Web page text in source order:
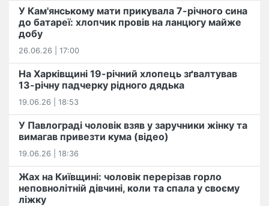
У Кам'янському мати прикувала 7-річного сина
до батареї: хлопчик провів на ланцюгу майже
добу
26.06.26 | 17:00
На Харківщині 19-річний хлопець​ ️зґвалтував
13-річну падчерку рідного дядька
19.06.26 | 18:53
У Павлограді чоловік взяв у заручники жінку та
вимагав привезти кума (відео)
19.06.26 | 18:36
Жах на Київщині: чоловік перерізав горло
неповнолітній дівчині, коли та спала у своєму
ліжку